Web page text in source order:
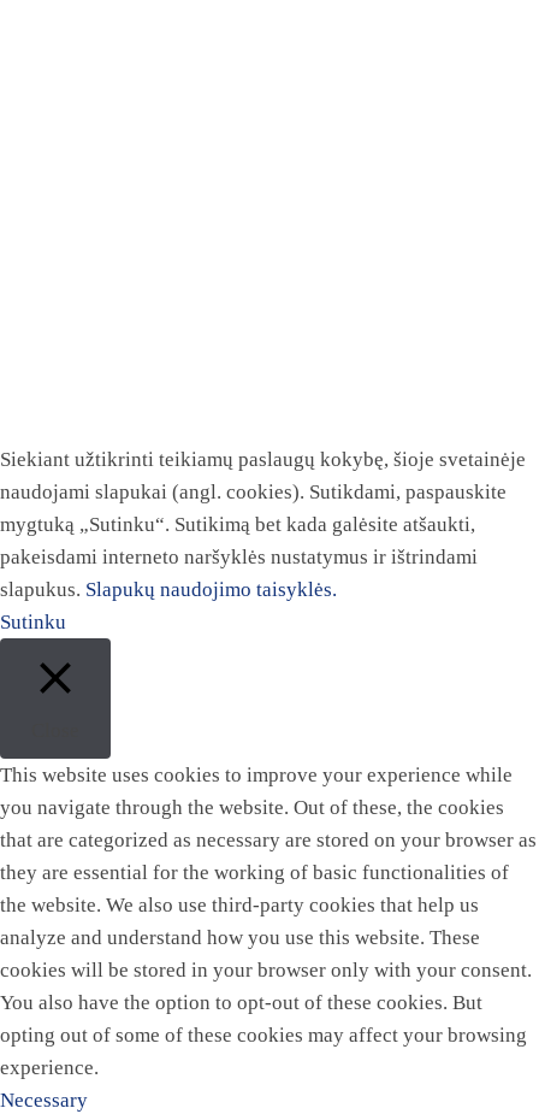
Siekiant užtikrinti teikiamų paslaugų kokybę, šioje svetainėje
naudojami slapukai (angl. cookies). Sutikdami, paspauskite
mygtuką „Sutinku“. Sutikimą bet kada galėsite atšaukti,
pakeisdami interneto naršyklės nustatymus ir ištrindami
slapukus. Slapukų naudojimo taisyklės.
Sutinku
This website uses cookies to improve your experience while
you navigate through the website. Out of these, the cookies
that are categorized as necessary are stored on your browser as
they are essential for the working of basic functionalities of
the website. We also use third-party cookies that help us
analyze and understand how you use this website. These
cookies will be stored in your browser only with your consent.
You also have the option to opt-out of these cookies. But
opting out of some of these cookies may affect your browsing
experience.
Necessary